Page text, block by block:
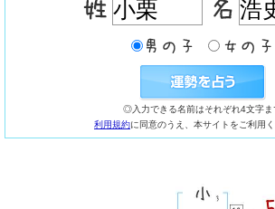
◎入力できる名前はそれぞれ4文字ま
利用規約に同意のうえ、本サイトをご利用く